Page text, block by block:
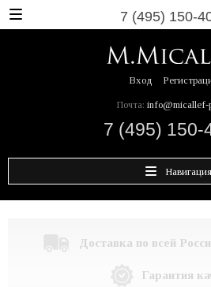
7 (495) 150-
Вход
Почта: info@micallef-
7 (495) 150-
Навигация
Доставка по всей
Гарантия